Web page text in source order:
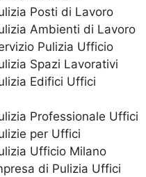
Posti di Lavoro
Ambienti di Lavoro
Pulizia Ufficio
Spazi Lavorativi
Edifici Uffici
Professionale Uffici
per Uffici
Ufficio Milano
di Pulizia Uffici